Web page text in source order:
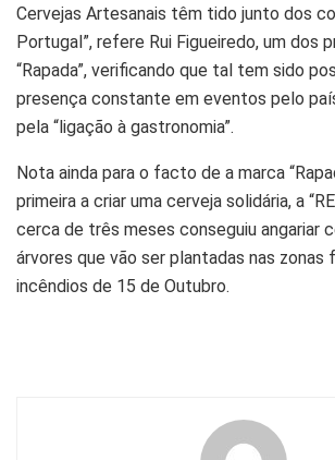
Cervejas Artesanais têm tido junto dos
Portugal”, refere Rui Figueiredo, um dos
“Rapada”, verificando que tal tem sido
presença constante em eventos pelo
pela “ligação à gastronomia”.
Nota ainda para o facto de a marca
primeira a criar uma cerveja solidária, a
cerca de três meses conseguiu angariar
árvores que vão ser plantadas nas zonas
incêndios de 15 de Outubro.